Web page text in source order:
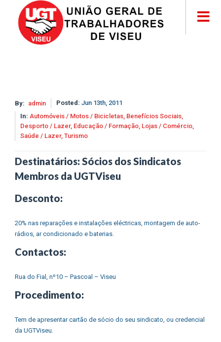
By: admin Posted: Jun 13th, 2011
In: Automóveis / Motos / Bicicletas, Benefícios Sociais,
Desporto / Lazer, Educação / Formação, Lojas / Comércio,
Saúde / Lazer, Turismo
Destinatários: Sócios dos Sindicatos
Membros da UGTViseu
Desconto:
20% nas reparações e instalações eléctricas, montagem de auto-
rádios, ar condicionado e baterias.
Contactos:
Rua do Fial, nº10 – Pascoal – Viseu
Procedimento:
Tem de apresentar cartão de sócio do seu sindicato, ou credencial
da UGTViseu.